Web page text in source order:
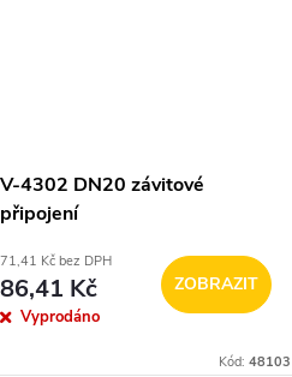
V-4302 DN20 závitové
připojení
71,41 Kč bez DPH
86,41 Kč
Vyprodáno
ZOBRAZIT
Kód: 48103